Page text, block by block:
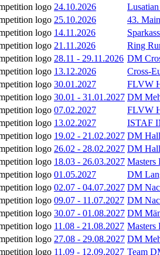
24.10.2026
25.10.2026
43.
14.11.2026
21.11.2026
Ring
28.11 - 29.11.2026 DM
13.12.2026
Cross-
30.01.2027
FLVW
30.01 - 31.01.2027 DM
07.02.2027
FLVW
13.02.2027
ISTAF
19.02 - 21.02.2027 DM
26.02 - 28.02.2027 DM
18.03 - 26.03.2027 Masters
01.05.2027
DM
02.07 - 04.07.2027 DM
09.07 - 11.07.2027 DM
30.07 - 01.08.2027 DM
11.08 - 21.08.2027 Masters
27.08 - 29.08.2027 DM
11.09 - 12.09.2027 Team